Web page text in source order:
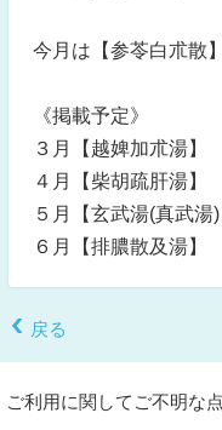
今月は【参苓白朮散
《掲載予定》
３月【越婢加朮湯】
４月【柴胡疏肝湯】
５月【玄武湯(真武湯)
６月【排膿散及湯】
戻る
ご利用に関してご不明な